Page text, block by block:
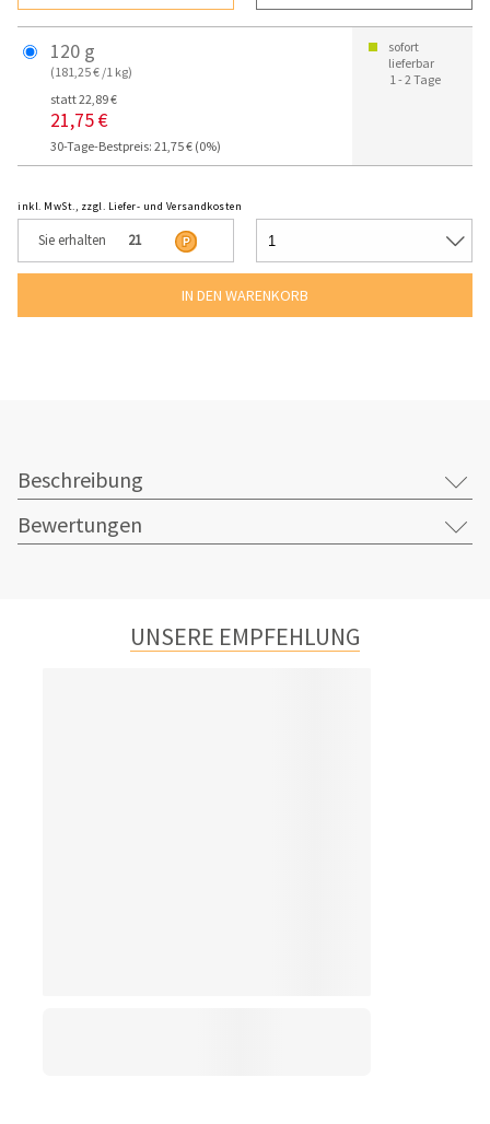
120 g
(181,25 € /1 kg)
statt 22,89 €
21,75 €
30-Tage-Bestpreis: 21,75 € (0%)
sofort
lieferbar
1 - 2 Tage
inkl. MwSt., zzgl. Liefer- und Versandkosten
Sie erhalten 21
Beschreibung
Bewertungen
UNSERE EMPFEHLUNG